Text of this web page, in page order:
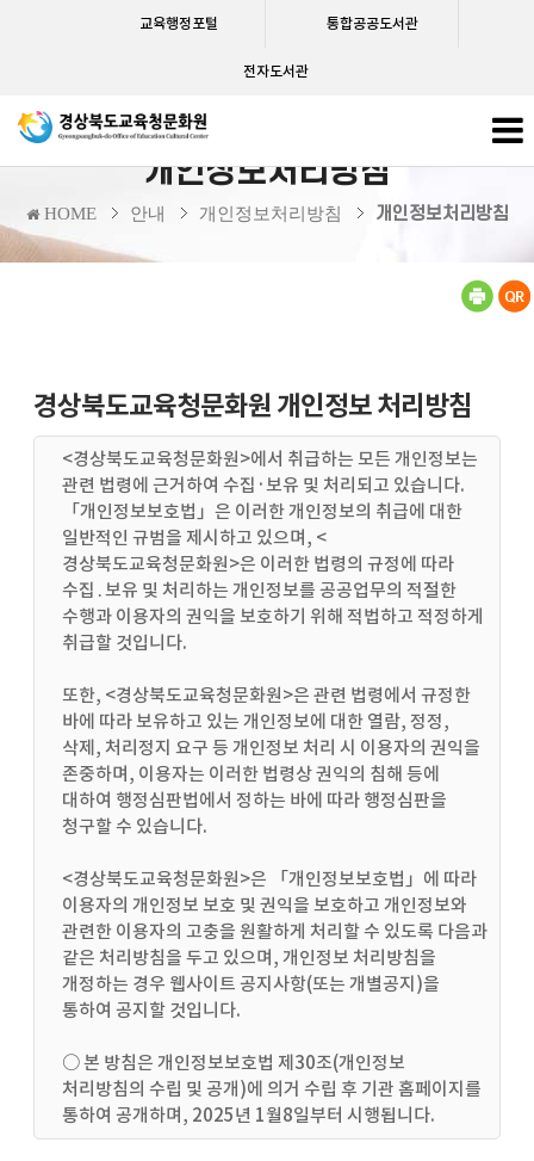
교육행정포털 통합공공도서관
전자도서관
개인정보처리방침
HOME 안내 개인정보처리방침 개인정보처리방침
경상북도교육청문화원 개인정보 처리방침
<경상북도교육청문화원>에서 취급하는 모든 개인정보는
관련 법령에 근거하여 수집·보유 및 처리되고 있습니다.
「개인정보보호법」은 이러한 개인정보의 취급에 대한
일반적인 규범을 제시하고 있으며, <
경상북도교육청문화원>은 이러한 법령의 규정에 따라
수집․보유 및 처리하는 개인정보를 공공업무의 적절한
수행과 이용자의 권익을 보호하기 위해 적법하고 적정하게
취급할 것입니다.
또한, <경상북도교육청문화원>은 관련 법령에서 규정한
바에 따라 보유하고 있는 개인정보에 대한 열람, 정정,
삭제, 처리정지 요구 등 개인정보 처리 시 이용자의 권익을
존중하며, 이용자는 이러한 법령상 권익의 침해 등에
대하여 행정심판법에서 정하는 바에 따라 행정심판을
청구할 수 있습니다.
<경상북도교육청문화원>은 「개인정보보호법」에 따라
이용자의 개인정보 보호 및 권익을 보호하고 개인정보와
관련한 이용자의 고충을 원활하게 처리할 수 있도록 다음과
같은 처리방침을 두고 있으며, 개인정보 처리방침을
개정하는 경우 웹사이트 공지사항(또는 개별공지)을
통하여 공지할 것입니다.
○ 본 방침은 개인정보보호법 제30조(개인정보
처리방침의 수립 및 공개)에 의거 수립 후 기관 홈페이지를
통하여 공개하며, 2025년 1월8일부터 시행됩니다.